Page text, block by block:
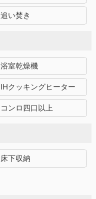
追い焚き
浴室乾燥機
IHクッキングヒーター
コンロ四口以上
床下収納